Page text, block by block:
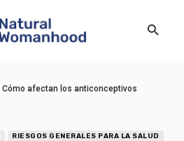
Cómo afectan los anticonceptivos
RIESGOS GENERALES PARA LA SALUD